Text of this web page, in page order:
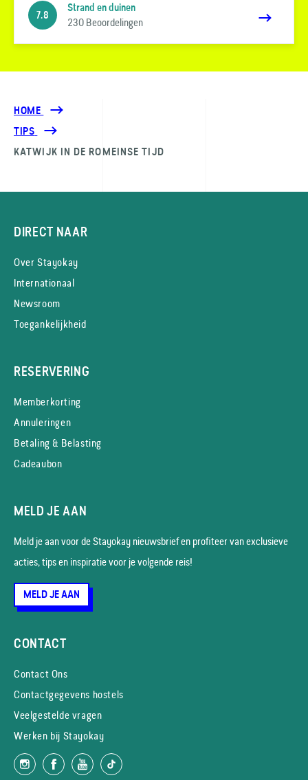
7.8
Strand en duinen
230 Beoordelingen
HOME
TIPS
KATWIJK IN DE ROMEINSE TIJD
DIRECT NAAR
Over Stayokay
Internationaal
Newsroom
Toegankelijkheid
RESERVERING
Memberkorting
Annuleringen
Betaling & Belasting
Cadeaubon
MELD JE AAN
Meld je aan voor de Stayokay nieuws­brief en profiteer van exclusieve
acties, tips en inspiratie voor je volgende reis!
MELD JE AAN
CONTACT
Contact Ons
Contactgegevens hostels
Veelgestelde vragen
Werken bij Stayokay